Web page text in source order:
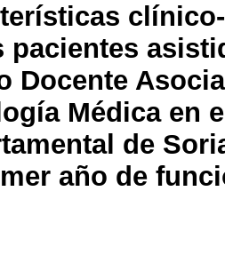
pacientes
Docente
Médica en
de
año de